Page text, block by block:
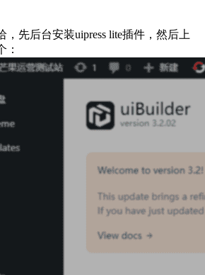
，先后台安装uipress lite插件，然后上
：